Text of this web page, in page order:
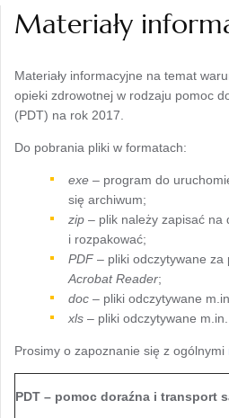
Materiały
Materiały informacyjne na temat
opieki zdrowotnej w rodzaju pomoc
(PDT) na rok 2017.
Do pobrania pliki w formatach:
exe – program do
się archiwum;
zip – plik należy zapisać na
i rozpakować;
PDF – pliki odczytywane za
Acrobat Reader;
doc – pliki odczytywane
xls – pliki odczytywane
Prosimy o zapoznanie się z ogólnymi
PDT – pomoc doraźna i transport